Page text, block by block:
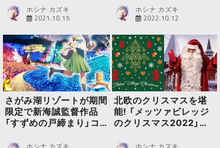
ホシナ カズキ
2021.10.15
ホシナ カズキ
2022.10.12
さがみ湖リゾートが期間
限定で新海誠監督作品
「すずめの戸締まり」コ
ホシナ カズキ
北欧のクリスマスを堪
能! 「メッツァビレッジ
のクリスマス2022」が
ホシナ カズキ